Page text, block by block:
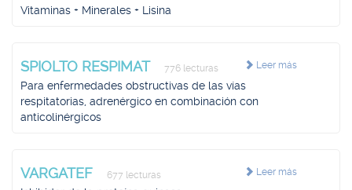
Vitaminas + Minerales + Lisina
Leer más
SPIOLTO RESPIMAT 776 lecturas
Para enfermedades obstructivas de las vías
respitatorias, adrenérgico en combinación con
anticolinérgicos
Leer más
VARGATEF 677 lecturas